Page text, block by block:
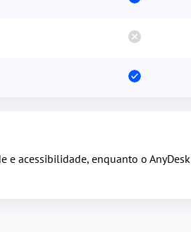
e acessibilidade, enquanto o